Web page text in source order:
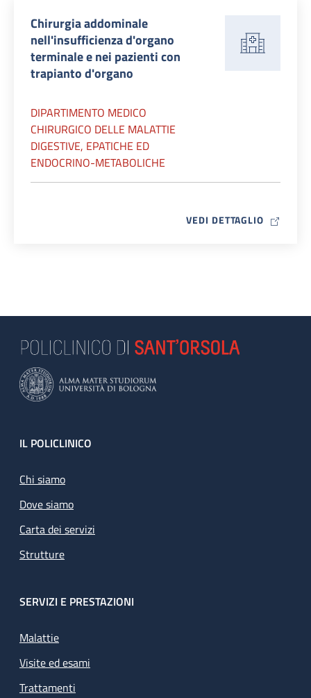
Chirurgia addominale
nell'insufficienza d'organo
terminale e nei pazienti con
trapianto d'organo
DIPARTIMENTO MEDICO
CHIRURGICO DELLE MALATTIE
DIGESTIVE, EPATICHE ED
ENDOCRINO-METABOLICHE
VEDI DETTAGLIO MAP ICON
Footer
IL POLICLINICO
Chi siamo
Dove siamo
Carta dei servizi
Strutture
SERVIZI E PRESTAZIONI
Malattie
Visite ed esami
Trattamenti